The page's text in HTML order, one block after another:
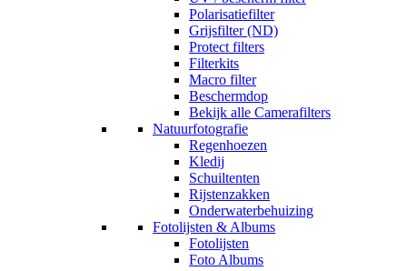
Polarisatiefilter
Grijsfilter (ND)
Protect filters
Filterkits
Macro filter
Beschermdop
Bekijk alle Camerafilters
Natuurfotografie
Regenhoezen
Kledij
Schuiltenten
Rijstenzakken
Onderwaterbehuizing
Fotolijsten & Albums
Fotolijsten
Foto Albums